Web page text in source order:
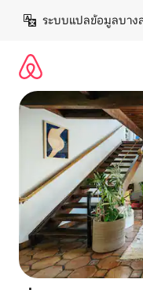
เนื้อหา
ระบบแปลข้อมูลบาง